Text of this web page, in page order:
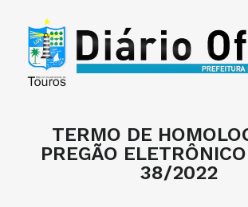
TERMO DE
PREGÃO
38/2022
PERGUNTAS FREQUENTES